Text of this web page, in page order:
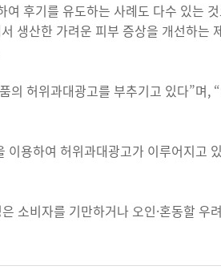
후기를 유도하는 사례도 다수 있는
생산한 가려운 피부 증상을 개선하는
허위과대광고를 부추기고 있다”며,
용하여 허위과대광고가 이루어지고
비자를 기만하거나 오인·혼동할 우